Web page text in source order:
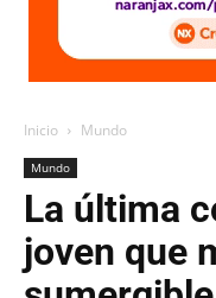
Inicio Mundo
Mundo
La última
joven que